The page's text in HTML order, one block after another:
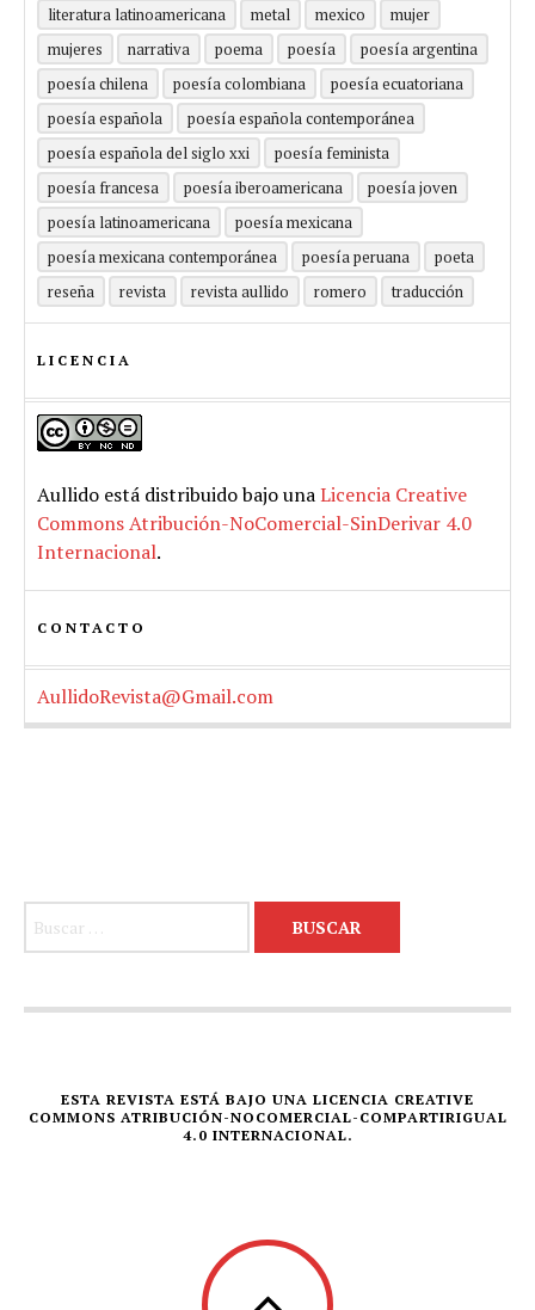
literatura latinoamericana
metal mexico
mujer
mujeres
narrativa poema poesía
poesía argentina
poesía chilena
poesía colombiana
poesía ecuatoriana
poesía española
poesía española contemporánea
poesía española del siglo xxi
poesía feminista
poesía francesa
poesía iberoamericana
poesía joven
poesía latinoamericana
poesía mexicana
poesía mexicana contemporánea
poesía peruana
poeta
reseña
revista revista aullido romero traducción
LICENCIA
Aullido está distribuido bajo unaLicencia Creative
Commons Atribución-NoComercial-SinDerivar 4.0
Internacional.
CONTACTO
AullidoRevista@Gmail.com
ESTA REVISTA ESTÁ BAJO UNA LICENCIA CREATIVE
COMMONS ATRIBUCIÓN-NOCOMERCIAL-COMPARTIRIGUAL
4.0 INTERNACIONAL.